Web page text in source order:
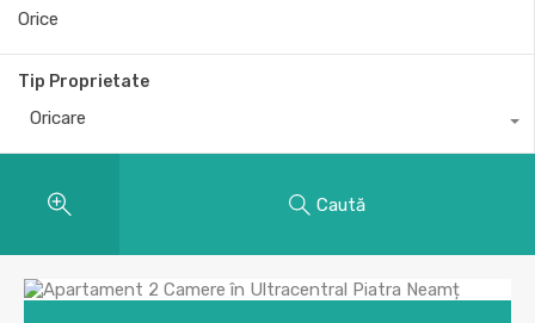
Tip Proprietate
Oricare
Caută